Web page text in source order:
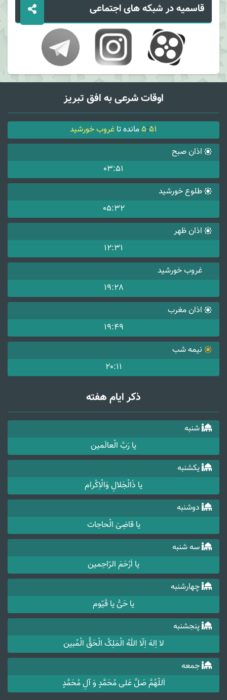
قاسمیه در شبکه های اجتماعی
اوقات شرعی به افق تبریز
5:51 مانده تا غروب خورشید
اذان صبح
03:51
طلوع خورشید
05:32
اذان ظهر
12:31
غروب خورشید
19:28
اذان مغرب
19:49
نیمه شب
20:11
ذکر ایام هفته
شنبه
یا رَبَّ الْعالَمین
یکشنبه
یا ذَالْجَلالِ وَالْاِکْرام
دوشنبه
یا قاضِیَ الْحاجات
سه شنبه
یا اَرْحَمَ الرّاحِمین
چهارشنبه
یا حَیُّ یا قَیّوم
پنجشنبه
لا اِلهَ اِلّا اللهُ الْمَلِکُ الْحَقُّ الْمُبین
جمعه
اَللّهُمَّ صَلِّ عَلی مُحَمَّدٍ وَ آلِ مُحَمَّدٍ